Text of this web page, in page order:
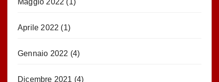
Maggio 2022 (1)
Aprile 2022 (1)
Gennaio 2022 (4)
Dicembre 2021 (4)